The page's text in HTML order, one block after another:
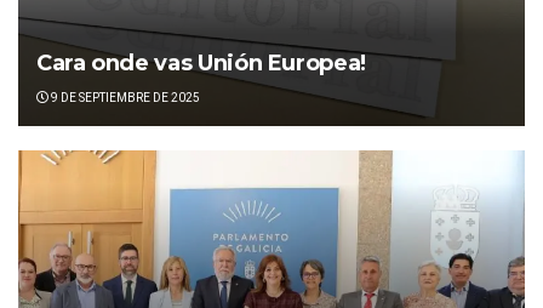
Cara onde vas Unión Europea!
9 DE SEPTIEMBRE DE 2025